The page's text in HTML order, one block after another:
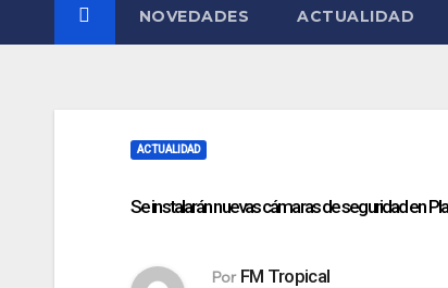
NOVEDADES ACTUALIDAD
ACTUALIDAD
Se instalarán nuevas cámaras de seguridad en
Por FM Tropical